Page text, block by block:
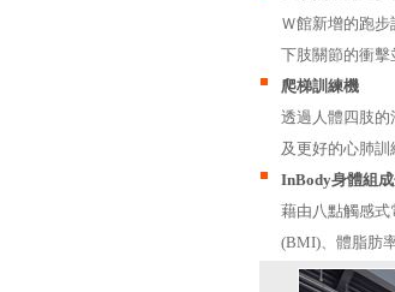
Ｗ館新增的跑
下肢關節的衝擊
爬梯訓練機
透過人體四肢
及更好的心肺訓
InBody身體組
藉由八點觸感
(BMI)、體脂肪